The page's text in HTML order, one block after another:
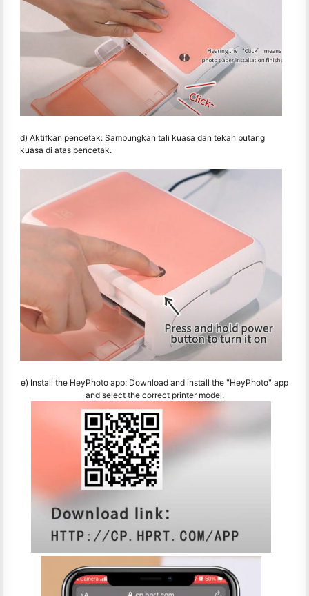
d) Aktifkan pencetak: Sambungkan tali kuasa dan tekan butang
kuasa di atas pencetak.
e) Install the HeyPhoto app: Download and install the "HeyPhoto" app
and select the correct printer model.